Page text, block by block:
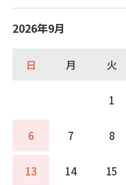
2026年9月
日 月 火
1
6 7 8
13 14 15